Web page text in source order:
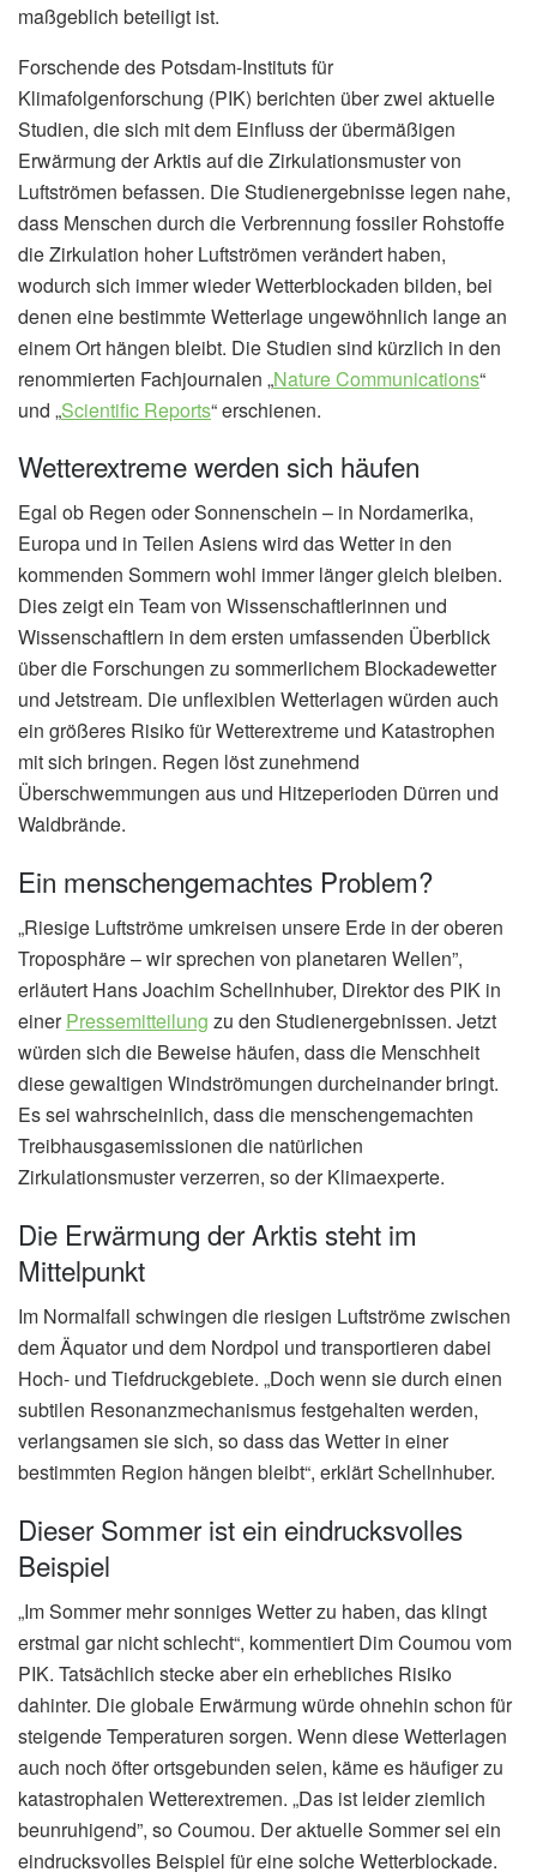
maßgeblich beteiligt ist.
Forschende des Potsdam-Instituts für
Klimafolgenforschung (PIK) berichten über zwei aktuelle
Studien, die sich mit dem Einfluss der übermäßigen
Erwärmung der Arktis auf die Zirkulationsmuster von
Luftströmen befassen. Die Studienergebnisse legen nahe,
dass Menschen durch die Verbrennung fossiler Rohstoffe
die Zirkulation hoher Luftströmen verändert haben,
wodurch sich immer wieder Wetterblockaden bilden, bei
denen eine bestimmte Wetterlage ungewöhnlich lange an
einem Ort hängen bleibt. Die Studien sind kürzlich in den
renommierten Fachjournalen „Nature Communications“
und „Scientific Reports“ erschienen.
Wetterextreme werden sich häufen
Egal ob Regen oder Sonnenschein – in Nordamerika,
Europa und in Teilen Asiens wird das Wetter in den
kommenden Sommern wohl immer länger gleich bleiben.
Dies zeigt ein Team von Wissenschaftlerinnen und
Wissenschaftlern in dem ersten umfassenden Überblick
über die Forschungen zu sommerlichem Blockadewetter
und Jetstream. Die unflexiblen Wetterlagen würden auch
ein größeres Risiko für Wetterextreme und Katastrophen
mit sich bringen. Regen löst zunehmend
Überschwemmungen aus und Hitzeperioden Dürren und
Waldbrände.
Ein menschengemachtes Problem?
„Riesige Luftströme umkreisen unsere Erde in der oberen
Troposphäre – wir sprechen von planetaren Wellen”,
erläutert Hans Joachim Schellnhuber, Direktor des PIK in
einerPressemitteilung zu den Studienergebnissen. Jetzt
würden sich die Beweise häufen, dass die Menschheit
diese gewaltigen Windströmungen durcheinander bringt.
Es sei wahrscheinlich, dass die menschengemachten
Treibhausgasemissionen die natürlichen
Zirkulationsmuster verzerren, so der Klimaexperte.
Die Erwärmung der Arktis steht im
Mittelpunkt
Im Normalfall schwingen die riesigen Luftströme zwischen
dem Äquator und dem Nordpol und transportieren dabei
Hoch- und Tiefdruckgebiete. „Doch wenn sie durch einen
subtilen Resonanzmechanismus festgehalten werden,
verlangsamen sie sich, so dass das Wetter in einer
bestimmten Region hängen bleibt“, erklärt Schellnhuber.
Dieser Sommer ist ein eindrucksvolles
Beispiel
„Im Sommer mehr sonniges Wetter zu haben, das klingt
erstmal gar nicht schlecht“, kommentiert Dim Coumou vom
PIK. Tatsächlich stecke aber ein erhebliches Risiko
dahinter. Die globale Erwärmung würde ohnehin schon für
steigende Temperaturen sorgen. Wenn diese Wetterlagen
auch noch öfter ortsgebunden seien, käme es häufiger zu
katastrophalen Wetterextremen. „Das ist leider ziemlich
beunruhigend”, so Coumou. Der aktuelle Sommer sei ein
eindrucksvolles Beispiel für eine solche Wetterblockade.